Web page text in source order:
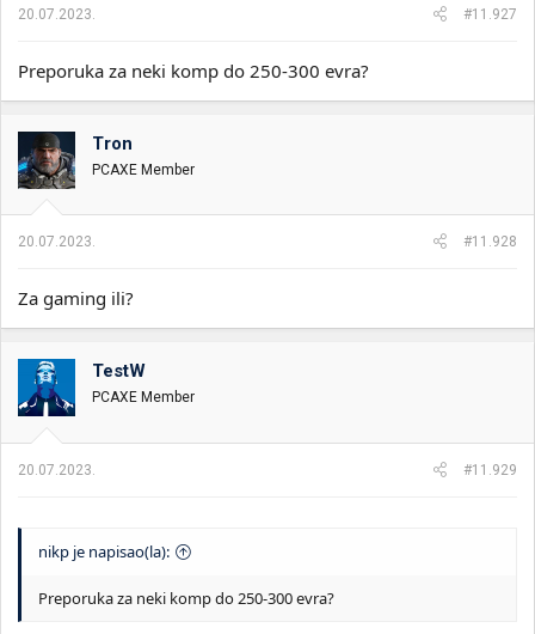
20.07.2023. #11.927
Preporuka za neki komp do 250-300 evra?
Tron
PCAXE Member
20.07.2023. #11.928
Za gaming ili?
TestW
PCAXE Member
20.07.2023. #11.929
nikp je napisao(la):
Preporuka za neki komp do 250-300 evra?